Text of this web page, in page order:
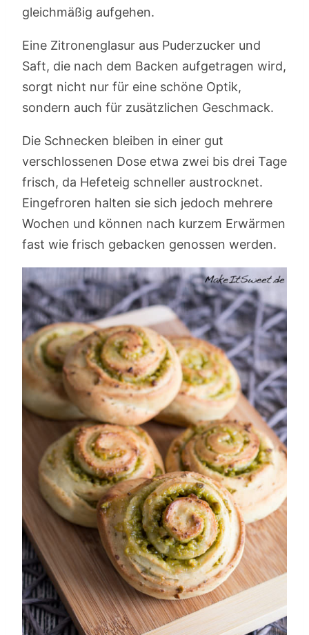
gleichmäßig aufgehen.
Eine Zitronenglasur aus Puderzucker und
Saft, die nach dem Backen aufgetragen wird,
sorgt nicht nur für eine schöne Optik,
sondern auch für zusätzlichen Geschmack.
Die Schnecken bleiben in einer gut
verschlossenen Dose etwa zwei bis drei Tage
frisch, da Hefeteig schneller austrocknet.
Eingefroren halten sie sich jedoch mehrere
Wochen und können nach kurzem Erwärmen
fast wie frisch gebacken genossen werden.